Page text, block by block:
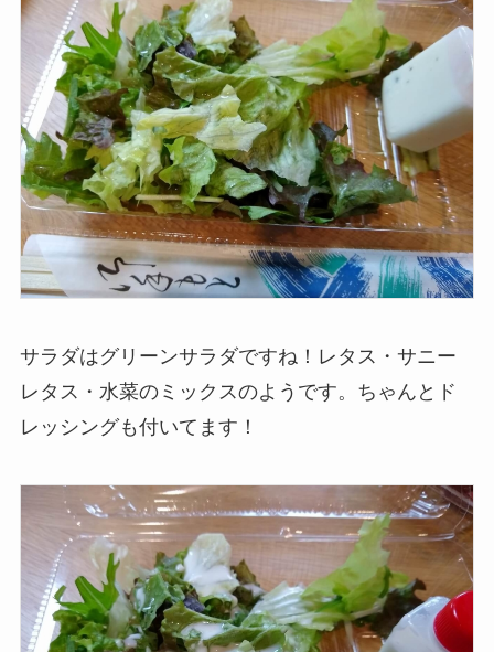
サラダはグリーンサラダですね！レタス・サニー
レタス・水菜のミックスのようです。ちゃんとド
レッシングも付いてます！